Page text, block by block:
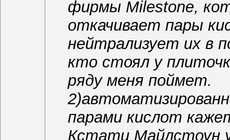
фирмы Milestone,
откачивает пары
нейтрализует их в
кто стоял у
ряду меня поймет.
парами кислот
Кстати Майлстоун